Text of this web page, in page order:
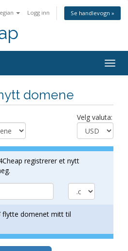
Logg inn Se handlevogn »
domene
Velg valuta:
registrerer et nytt
flytte domenet mitt til